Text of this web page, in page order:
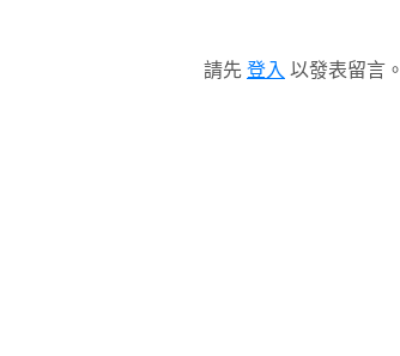
請先 登入 以發表留言。